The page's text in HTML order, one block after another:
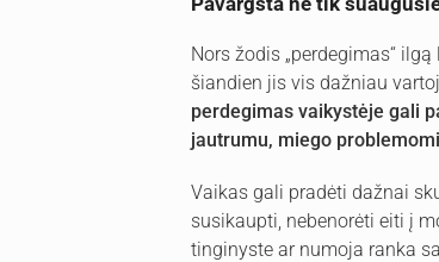
Nors žodis „perdegimas“
šiandien jis vis dažniau
perdegimas vaikystėje gali
jautrumu, miego
Vaikas gali pradėti dažnai
susikaupti, nebenorėti eiti į
tinginyste ar numoja ranka